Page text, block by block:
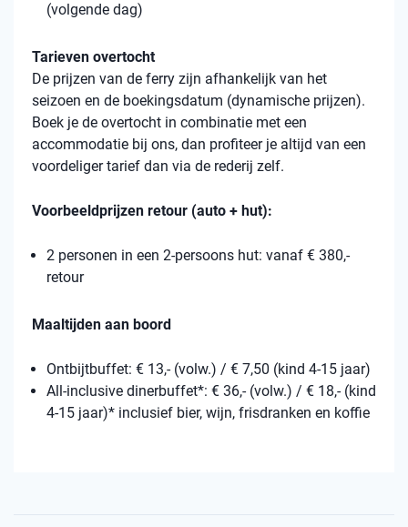
(volgende dag)
Tarieven overtocht
De prijzen van de ferry zijn afhankelijk van het
seizoen en de boekingsdatum (dynamische prijzen).
Boek je de overtocht in combinatie met een
accommodatie bij ons, dan profiteer je altijd van een
voordeliger tarief dan via de rederij zelf.
Voorbeeldprijzen retour (auto + hut):
2 personen in een 2-persoons hut: vanaf € 380,-
retour
Maaltijden aan boord
Ontbijtbuffet: € 13,- (volw.) / € 7,50 (kind 4-15 jaar)
All-inclusive dinerbuffet*: € 36,- (volw.) / € 18,- (kind
4-15 jaar)* inclusief bier, wijn, frisdranken en koffie